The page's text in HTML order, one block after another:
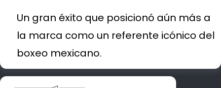
Un gran éxito que posicionó aún más a
la marca como un referente icónico del
boxeo mexicano.